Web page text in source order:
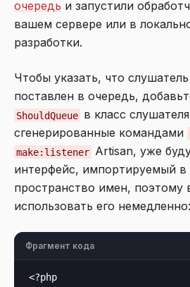
очередь и запустили
вашем сервере или в
разработки.
Чтобы указать, что
поставлен в очередь,
ShouldQueue в класс
сгенерированные командами
make:listener Artisan, уже
интерфейс, импортируемый в
пространство имен, поэтому
использовать его немедленно:
Фрагмент кода
<?php